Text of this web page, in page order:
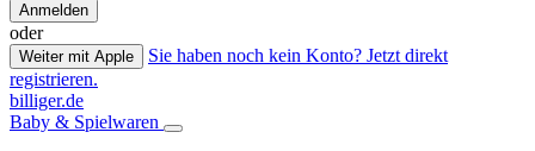
Anmelden
oder
Weiter mit Apple
Sie haben noch kein Konto? Jetzt direkt
registrieren.
billiger.de
Baby & Spielwaren